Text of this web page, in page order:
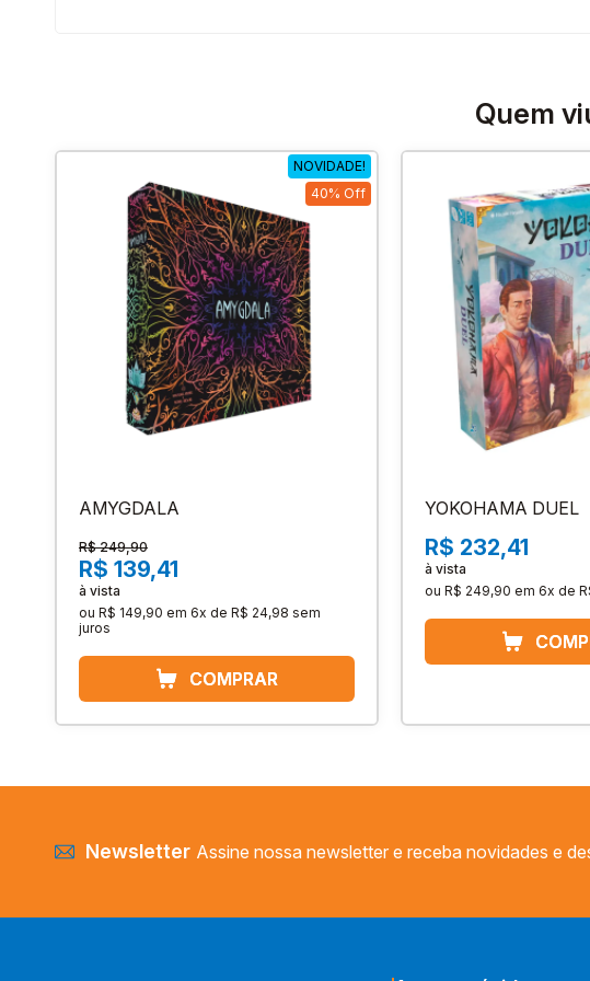
Quem
NOVIDADE!
40% Off
AMYGDALA
R$ 249,90
R$ 139,41
à vista
ou R$ 149,90 em 6x de R$ 24,98 sem
juros
YOKOHAMA DUEL
R$ 232,41
à vista
ou R$ 249,90 em 6x de
Newsletter Assine nossa newsletter e receba novidades e